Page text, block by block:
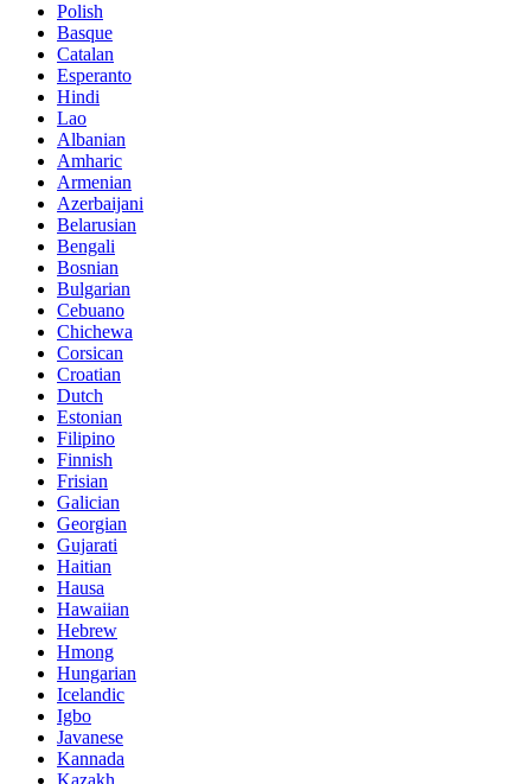
Polish
Basque
Catalan
Esperanto
Hindi
Lao
Albanian
Amharic
Armenian
Azerbaijani
Belarusian
Bengali
Bosnian
Bulgarian
Cebuano
Chichewa
Corsican
Croatian
Dutch
Estonian
Filipino
Finnish
Frisian
Galician
Georgian
Gujarati
Haitian
Hausa
Hawaiian
Hebrew
Hmong
Hungarian
Icelandic
Igbo
Javanese
Kannada